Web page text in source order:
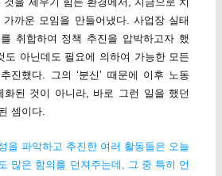
까운 모임을 만들어냈다. 사업장 실태
취합하여 정책 추진을 압박하고자 했
도 아닌데도 필요에 의하여 가능한 모든
진했다. 그의 ‘분신’ 때문에 이후 노동
화된 것이 아니라, 바로 그런 일을 했던
셈이다.
을 파악하고 추진한 여러 활동들은 오늘
많은 함의를 던져주는데, 그 중 특히 언